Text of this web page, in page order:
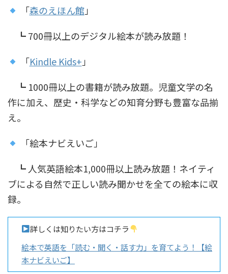
「森のえほん館 」
┗ 700冊以上のデジタル絵本が読み放題！
「Kindle Kids+ 」
┗ 1000冊以上の書籍が読み放題。児童文学の名
作に加え、歴史・科学などの知育分野も豊富な品揃
え。
「絵本ナビえいご」
┗ 人気英語絵本1,000冊以上読み放題！ネイティ
ブによる自然で正しい読み聞かせを全ての絵本に収
録。
詳しくは知りたい方はコチラ
絵本で英語を「読む・聞く・話す力」を育てよう！【絵
本ナビえいご】